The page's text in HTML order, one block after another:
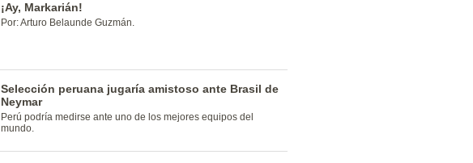
¡Ay, Markarián!
Por: Arturo Belaunde Guzmán.
Selección peruana jugaría amistoso ante Brasil de
Neymar
Perú podría medirse ante uno de los mejores equipos del
mundo.